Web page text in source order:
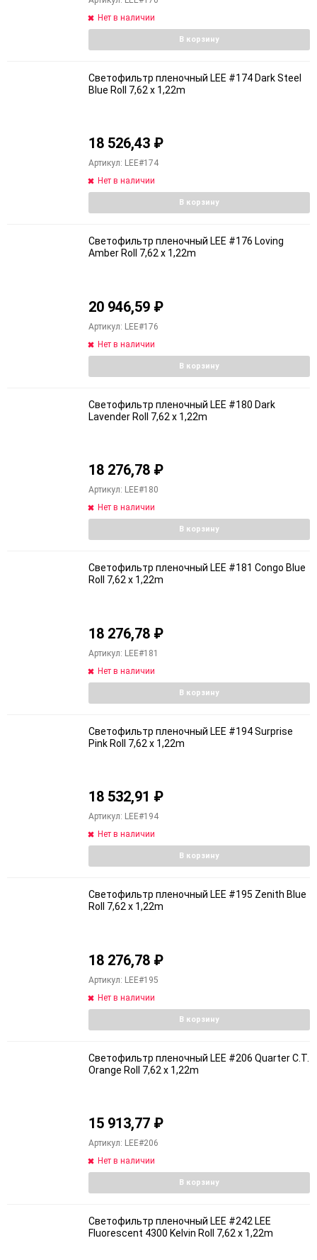
Нет в наличии
В корзину
Светофильтр пленочный LEE #174 Dark Steel
Blue Roll 7,62 x 1,22m
18 526,43 ₽
Артикул: LEE#174
Нет в наличии
В корзину
Светофильтр пленочный LEE #176 Loving
Amber Roll 7,62 x 1,22m
20 946,59 ₽
Артикул: LEE#176
Нет в наличии
В корзину
Светофильтр пленочный LEE #180 Dark
Lavender Roll 7,62 x 1,22m
18 276,78 ₽
Артикул: LEE#180
Нет в наличии
В корзину
Светофильтр пленочный LEE #181 Congo Blue
Roll 7,62 x 1,22m
18 276,78 ₽
Артикул: LEE#181
Нет в наличии
В корзину
Светофильтр пленочный LEE #194 Surprise
Pink Roll 7,62 x 1,22m
18 532,91 ₽
Артикул: LEE#194
Нет в наличии
В корзину
Светофильтр пленочный LEE #195 Zenith Blue
Roll 7,62 x 1,22m
18 276,78 ₽
Артикул: LEE#195
Нет в наличии
В корзину
Светофильтр пленочный LEE #206 Quarter C.T.
Orange Roll 7,62 x 1,22m
15 913,77 ₽
Артикул: LEE#206
Нет в наличии
В корзину
Светофильтр пленочный LEE #242 LEE
Fluorescent 4300 Kelvin Roll 7,62 x 1,22m